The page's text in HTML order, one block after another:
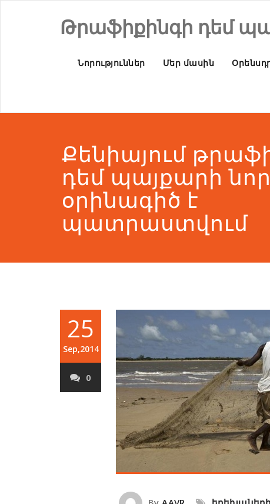
Թրաֆիքինգի դեմ
Նորություններ Մեր մասին
Քենիայում
դեմ պայքարի նոր
օրինագիծ է
պատրաստվում
25
Sep,2014
0